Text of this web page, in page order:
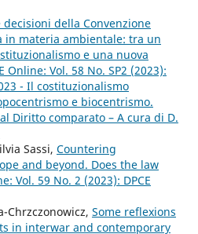
decisioni della Convenzione
in materia ambientale: tra un
e una nuova
Online: Vol. 58 No. SP2 (2023):
- Il costituzionalismo
e biocentrismo.
Diritto comparato – A cura di D.
Sassi, Countering
and beyond. Does the law
Vol. 59 No. 2 (2023): DPCE
Chrzczonowicz, Some reflexions
in interwar and contemporary